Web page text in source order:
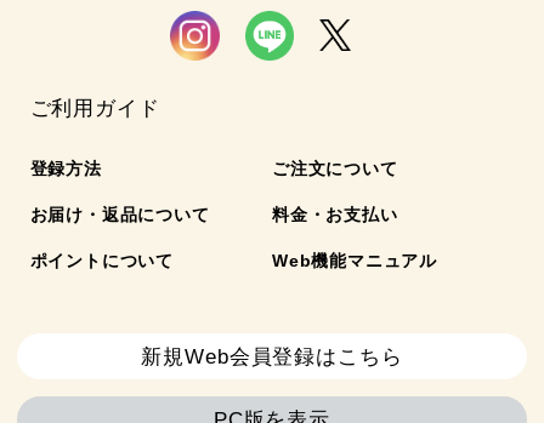
ご利用ガイド
登録方法 ご注文について
お届け・返品について 料金・お支払い
ポイントについて Web機能マニュアル
新規Web会員登録はこちら